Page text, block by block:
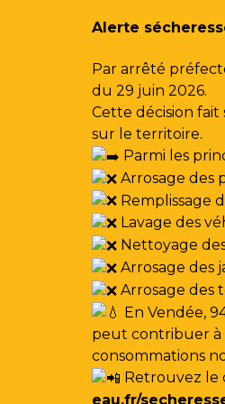
Alerte
Par arrêté
du 29 juin 2026.
Cette décision
sur le territoire.
Parmi les
Arrosage des
Remplissage
Lavage des
Nettoyage
Arrosage des
Arrosage des
En Vendée,
peut contribuer à
consommations
Retrouvez le
eau.fr/